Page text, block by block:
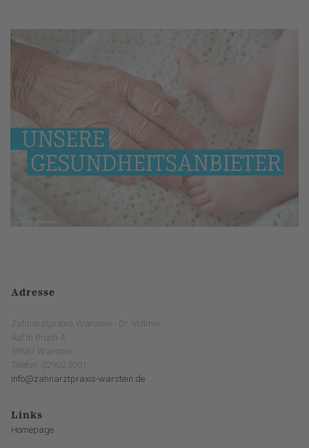
Adresse
Zahnarztpraxis Warstein - Dr. Vollmer
Auf’m Bruch 4
59581 Warstein
Telefon: 02902 2001
info@zahnarztpraxis-warstein.de
Links
Homepage